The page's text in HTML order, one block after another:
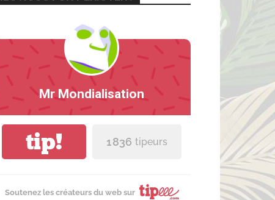
Mr Mondialisation
tip! 1 836 tipeurs
Soutenez les créateurs du web sur